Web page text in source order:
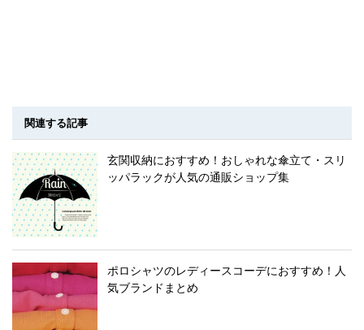
関連する記事
玄関収納におすすめ！おしゃれな傘立て・スリ
ッパラックが人気の通販ショップ集
ポロシャツのレディースコーデにおすすめ！人
気ブランドまとめ